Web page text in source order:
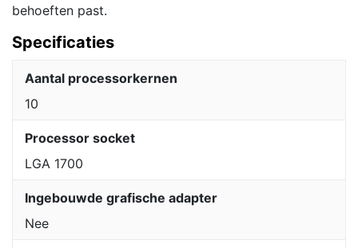
behoeften past.
Specificaties
Aantal processorkernen
10
Processor socket
LGA 1700
Ingebouwde grafische adapter
Nee